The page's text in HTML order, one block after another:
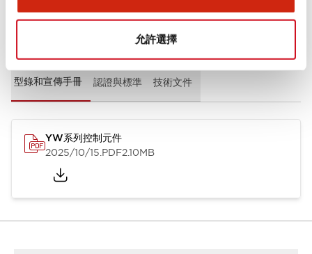
允許選擇
型錄和宣傳手冊 認證與標準 技術文件
YW系列控制元件
2025/10/15.PDF2.10MB